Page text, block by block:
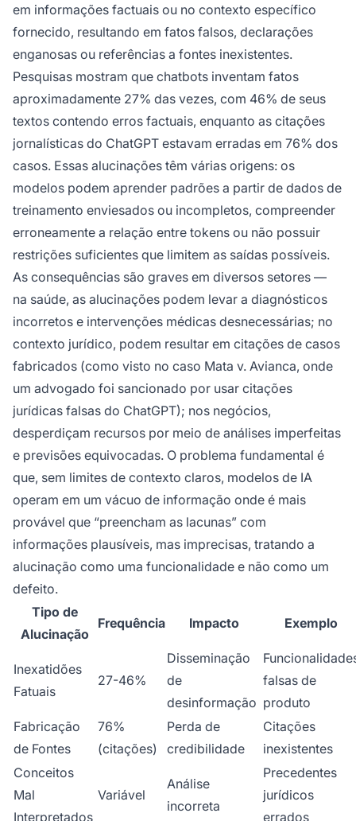
em informações factuais ou no contexto específico
fornecido, resultando em fatos falsos, declarações
enganosas ou referências a fontes inexistentes.
Pesquisas mostram que chatbots inventam fatos
aproximadamente 27% das vezes, com 46% de seus
textos contendo erros factuais, enquanto as citações
jornalísticas do ChatGPT estavam erradas em 76% dos
casos. Essas alucinações têm várias origens: os
modelos podem aprender padrões a partir de dados de
treinamento enviesados ou incompletos, compreender
erroneamente a relação entre tokens ou não possuir
restrições suficientes que limitem as saídas possíveis.
As consequências são graves em diversos setores —
na saúde, as alucinações podem levar a diagnósticos
incorretos e intervenções médicas desnecessárias; no
contexto jurídico, podem resultar em citações de casos
fabricados (como visto no caso Mata v. Avianca, onde
um advogado foi sancionado por usar citações
jurídicas falsas do ChatGPT); nos negócios,
desperdiçam recursos por meio de análises imperfeitas
e previsões equivocadas. O problema fundamental é
que, sem limites de contexto claros, modelos de IA
operam em um vácuo de informação onde é mais
provável que “preencham as lacunas” com
informações plausíveis, mas imprecisas, tratando a
alucinação como uma funcionalidade e não como um
defeito.
Tipo de
Alucinação
Frequência Impacto Exemplo
Inexatidões
Fatuais
27-46%
Disseminação
de
desinformação
falsas de
produto
Fabricação
de Fontes
76%
(citações)
Perda de
credibilidade
Citações
inexistentes
Conceitos
Mal
Interpretados
Variável
Análise
incorreta
Precedentes
jurídicos
errados